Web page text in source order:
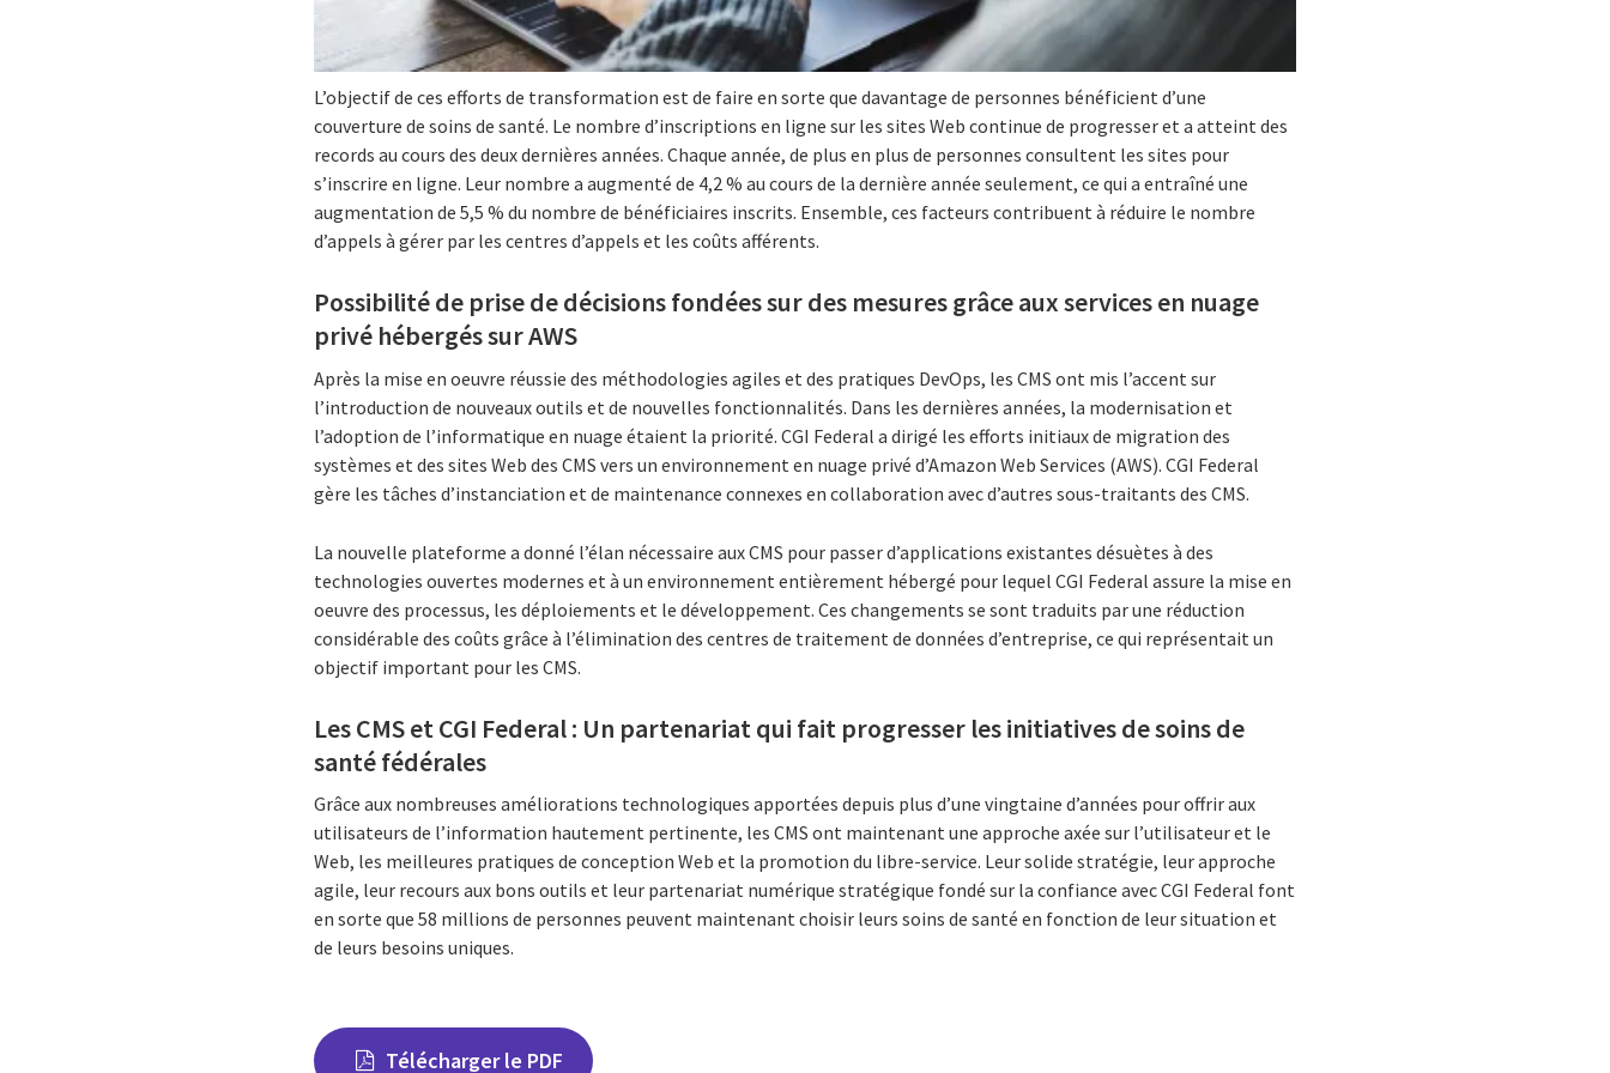
L’objectif de ces efforts de transformation est de faire en sorte que davantage de personnes bénéficient d’une
couverture de soins de santé. Le nombre d’inscriptions en ligne sur les sites Web continue de progresser et a atteint des
records au cours des deux dernières années. Chaque année, de plus en plus de personnes consultent les sites pour
s’inscrire en ligne. Leur nombre a augmenté de 4,2 % au cours de la dernière année seulement, ce qui a entraîné une
augmentation de 5,5 % du nombre de bénéficiaires inscrits. Ensemble, ces facteurs contribuent à réduire le nombre
d’appels à gérer par les centres d’appels et les coûts afférents.
Possibilité de prise de décisions fondées sur des mesures grâce aux services en nuage
privé hébergés sur AWS
Après la mise en oeuvre réussie des méthodologies agiles et des pratiques DevOps, les CMS ont mis l’accent sur
l’introduction de nouveaux outils et de nouvelles fonctionnalités. Dans les dernières années, la modernisation et
l’adoption de l’informatique en nuage étaient la priorité. CGI Federal a dirigé les efforts initiaux de migration des
systèmes et des sites Web des CMS vers un environnement en nuage privé d’Amazon Web Services (AWS). CGI Federal
gère les tâches d’instanciation et de maintenance connexes en collaboration avec d’autres sous-traitants des CMS.
La nouvelle plateforme a donné l’élan nécessaire aux CMS pour passer d’applications existantes désuètes à des
technologies ouvertes modernes et à un environnement entièrement hébergé pour lequel CGI Federal assure la mise en
oeuvre des processus, les déploiements et le développement. Ces changements se sont traduits par une réduction
considérable des coûts grâce à l’élimination des centres de traitement de données d’entreprise, ce qui représentait un
objectif important pour les CMS.
Les CMS et CGI Federal : Un partenariat qui fait progresser les initiatives de soins de
santé fédérales
Grâce aux nombreuses améliorations technologiques apportées depuis plus d’une vingtaine d’années pour offrir aux
utilisateurs de l’information hautement pertinente, les CMS ont maintenant une approche axée sur l’utilisateur et le
Web, les meilleures pratiques de conception Web et la promotion du libre-service. Leur solide stratégie, leur approche
agile, leur recours aux bons outils et leur partenariat numérique stratégique fondé sur la confiance avec CGI Federal font
en sorte que 58 millions de personnes peuvent maintenant choisir leurs soins de santé en fonction de leur situation et
de leurs besoins uniques.
Télécharger le PDF